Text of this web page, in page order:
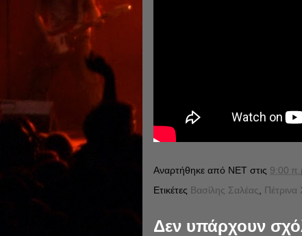
Αναρτήθηκε από NET στις 9:00
Ετικέτες Βασίλης Σαλέας Πέτρινα
Δεν υπάρχουν